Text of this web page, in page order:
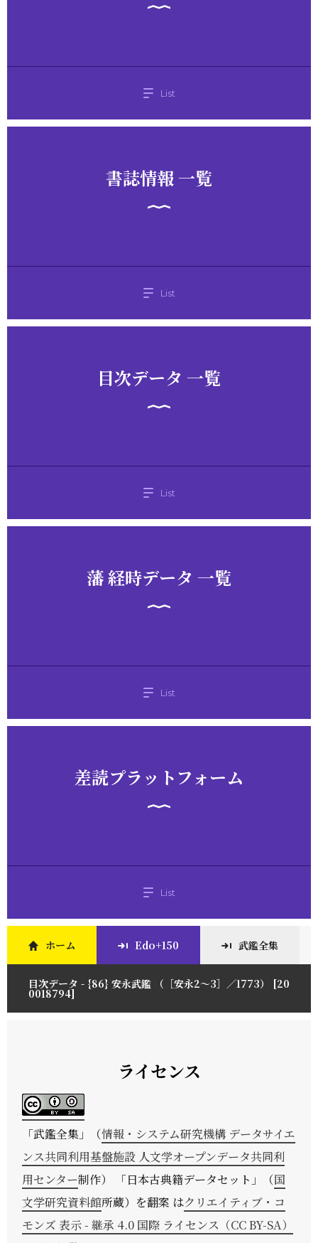
List
書誌情報 一覧
List
目次データ 一覧
List
藩 経時データ 一覧
List
差読プラットフォーム
List
ホーム Edo+150 武鑑全集
目次データ - {86} 安永武鑑 （［安永2～3］／1773） [20
0018794]
ライセンス
「武鑑全集 」（情報・システム研究機構 データサイエ
ンス共同利用基盤施設 人文学オープンデータ共同利
用センター制作） 「日本古典籍データセット」（国
文学研究資料館所蔵）を翻案 はクリエイティブ・コ
モンズ 表示 - 継承 4.0 国際 ライセンス（CC BY-SA）